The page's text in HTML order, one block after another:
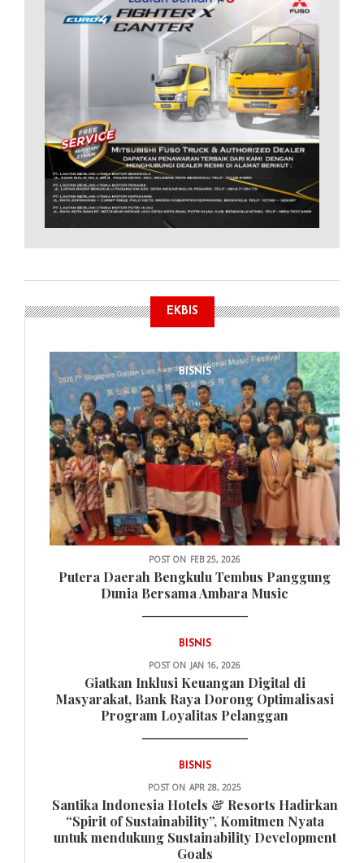
EKBIS
BISNIS
POST ON FEB 25, 2026
Putera Daerah Bengkulu Tembus Panggung
Dunia Bersama Ambara Music
BISNIS
POST ON JAN 16, 2026
Giatkan Inklusi Keuangan Digital di
Masyarakat, Bank Raya Dorong Optimalisasi
Program Loyalitas Pelanggan
BISNIS
POST ON APR 28, 2025
Santika Indonesia Hotels & Resorts Hadirkan
“Spirit of Sustainability”, Komitmen Nyata
untuk mendukung Sustainability Development
Goals